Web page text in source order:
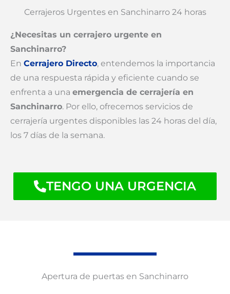
Cerrajeros Urgentes en Sanchinarro 24 horas
¿Necesitas un cerrajero urgente en
Sanchinarro?
En Cerrajero Directo, entendemos la importancia
de una respuesta rápida y eficiente cuando se
enfrenta a una emergencia de cerrajería en
Sanchinarro. Por ello, ofrecemos servicios de
cerrajería urgentes disponibles las 24 horas del día,
los 7 días de la semana.
TENGO UNA URGENCIA
Apertura de puertas en Sanchinarro